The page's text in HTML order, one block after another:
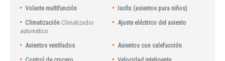
Volante multifunción
Isofix (asientos para niños)
Climatización Climatizador
automático
Ajuste eléctrico del asiento
Asientos ventilados
Asientos con calefacción